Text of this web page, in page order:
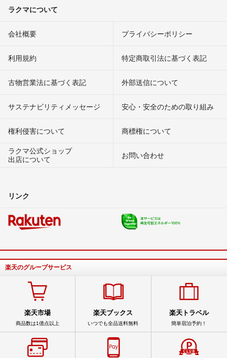
ラクマについて
会社概要 プライバシーポリシー
利用規約 特定商取引法に基づく表記
古物営業法に基づく表記 外部送信について
サステナビリティメッセージ 安心・安全のための取り組み
権利侵害について
商標権について
ラクマ公式ショップ
出店について
お問い合わせ
リンク
楽天のグループサービス
楽天市場
商品数は1億点以上
楽天ブックス
いつでも全品送料無料
楽天トラベル
簡単宿泊予約！